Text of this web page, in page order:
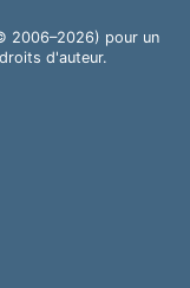
2006–2026) pour un
d'auteur.